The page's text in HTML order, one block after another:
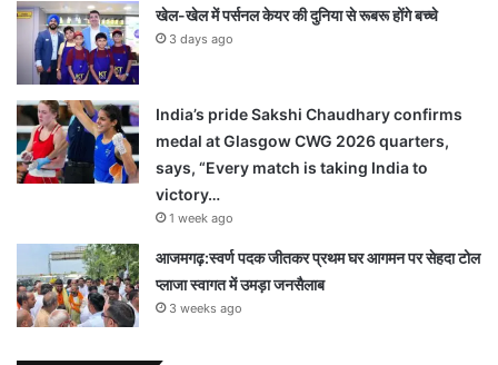
खेल-खेल में पर्सनल केयर की दुनिया से रूबरू होंगे बच्चे
3 days ago
India’s pride Sakshi Chaudhary confirms
medal at Glasgow CWG 2026 quarters,
says, “Every match is taking India to
victory…
1 week ago
आजमगढ़:स्वर्ण पदक जीतकर प्रथम घर आगमन पर सेहदा टोल
प्लाजा स्वागत में उमड़ा जनसैलाब
3 weeks ago